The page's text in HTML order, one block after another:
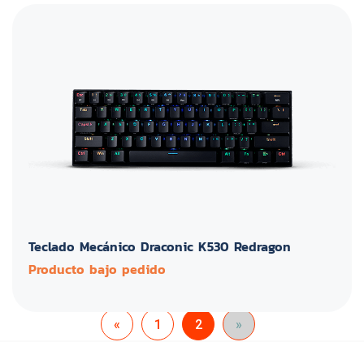
Teclado Mecánico Draconic K530 Redragon
Producto bajo pedido
« 1 2 »